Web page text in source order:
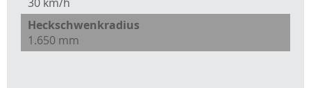
Heckschwenkradius
1.650 mm